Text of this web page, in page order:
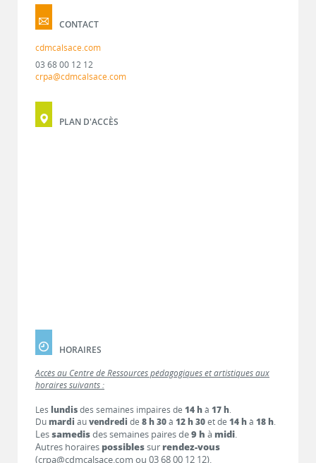
CONTACT
cdmcalsace.com
03 68 00 12 12
crpa@cdmcalsace.com
PLAN D'ACCÈS
HORAIRES
Accès au Centre de Ressources pédagogiques et artistiques aux
horaires suivants :
Les lundisdes semaines impaires de 14 hà 17 h.
Dumardi auvendredi de 8 h 30à 12 h 30et de 14 hà 18 h.
Lessamedisdes semaines paires de9 h à midi.
Autres horaires possiblessur rendez-vous
(crpa@cdmcalsace.com ou 03 68 00 12 12).